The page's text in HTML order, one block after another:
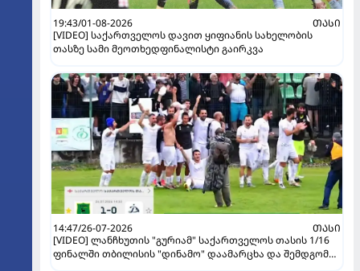
19:43/01-08-2026
ᲗᲐᲡᲘ
[VIDEO] საქართველოს დავით ყიფიანის სახელობის
თასზე სამი მეოთხედფინალისტი გაირკვა
14:47/26-07-2026
ᲗᲐᲡᲘ
[VIDEO] ლანჩხუთის "გურიამ" საქართველოს თასის 1/16
ფინალში თბილისის "დინამო" დაამარცხა და შემდგომ